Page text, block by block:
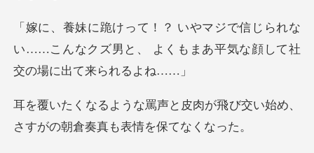
られな
い……こんなクズ男と、 よくもまあ平
皮肉が飛び交い始め、
さすがの